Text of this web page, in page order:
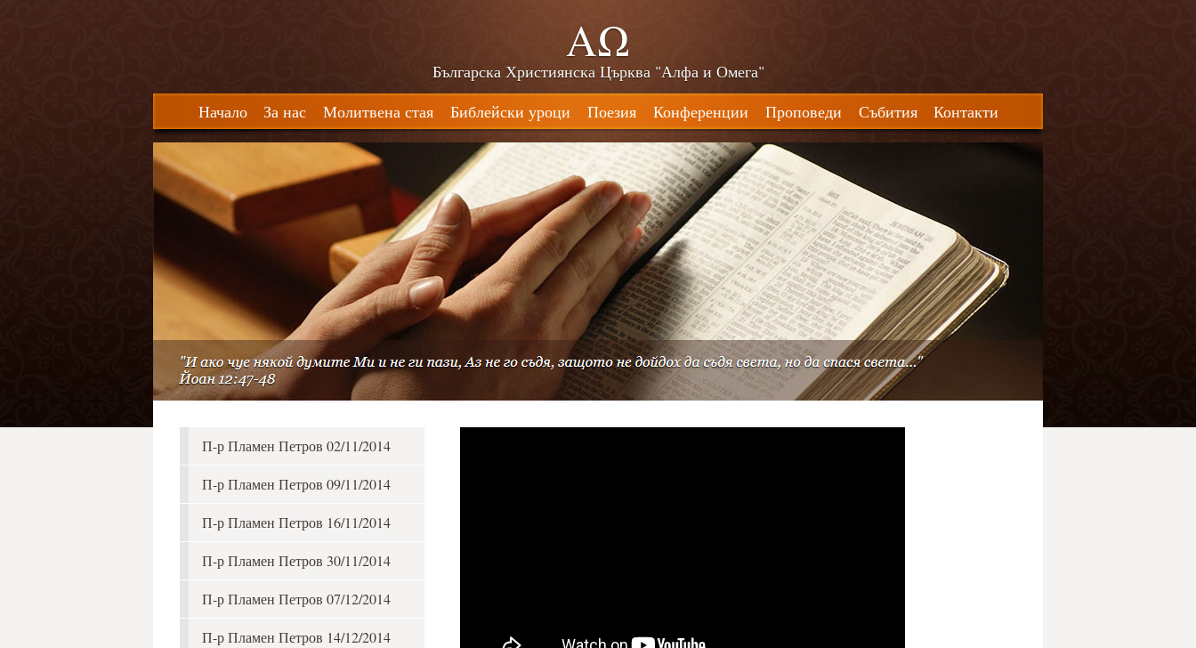
ΑΩ
Българска Християнска Църква "Алфа и Омега"
Начало
За нас Молитвена стая Библейски уроци Поезия Конференции Проповеди Събития Контакти
П-р Пламен Петров 02/11/2014
П-р Пламен Петров 09/11/2014
П-р Пламен Петров 16/11/2014
П-р Пламен Петров 30/11/2014
П-р Пламен Петров 07/12/2014
П-р Пламен Петров 14/12/2014